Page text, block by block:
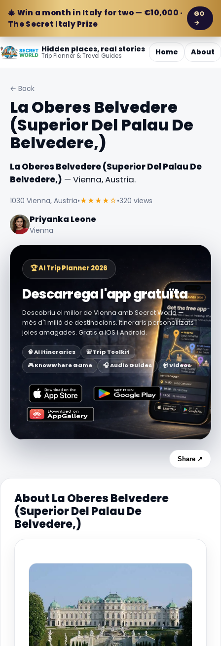
🎄 Win a month in Italy for two — €10,000 ·
The Secret Italy Prize
GO
→
Hidden places, real stories
Trip Planner & Travel Guides Home About
← Back
La Oberes Belvedere
(Superior Del Palau De
Belvedere,)
La Oberes Belvedere (Superior Del Palau De
Belvedere,) — Vienna, Austria.
1030 Vienna, Austria•★★★★☆•320 views
Priyanka Leone
Vienna
🏆 AI Trip Planner 2026
Descarrega l'app gratuïta
Descobriu el millor de Vienna amb Secret World —
més d'1 milió de destinacions. Itineraris personalitzats i
joies amagades. Gratis a iOS i Android.
🧠 AI Itineraries
🎒 Trip Toolkit
🎮 KnowWhere Game
🎧 Audio Guides 📹 Videos
Share ↗
About La Oberes Belvedere
(Superior Del Palau De
Belvedere,)